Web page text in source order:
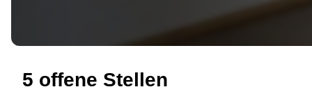
5 offene Stellen